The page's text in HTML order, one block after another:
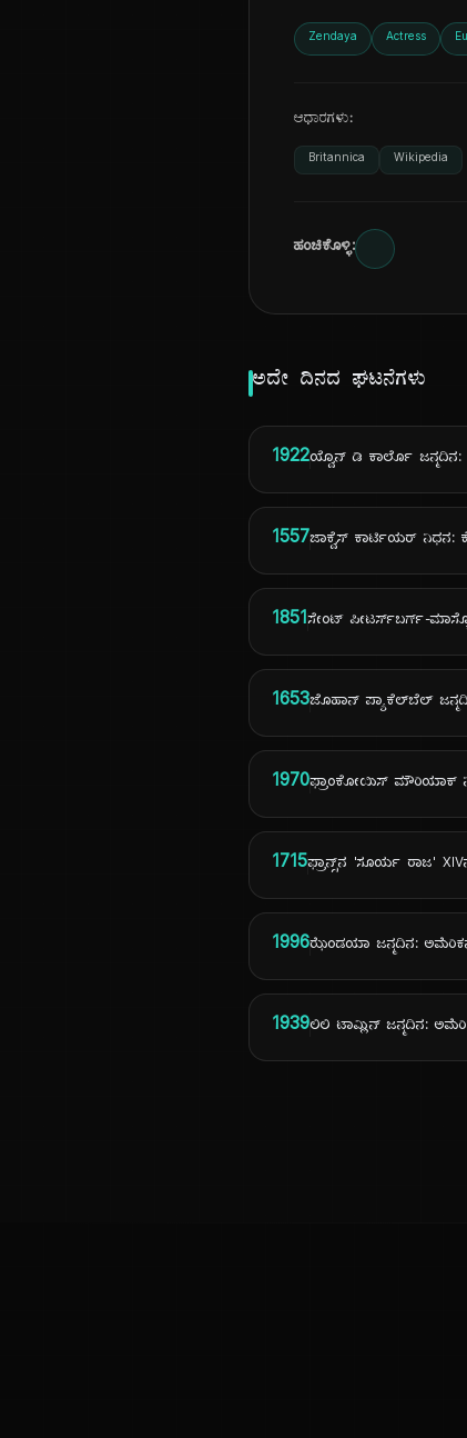
Zendaya Actress
ಆಧಾರಗಳು:
Britannica Wikipedia
ಹಂಚಿಕೊಳ್ಳಿ:
ಅದೇ ದಿನದ ಘಟನೆಗಳು
1922ಯ್ವೊನ್ ಡಿ ಕಾರ್ಲೊ
1557ಜಾಕ್ವೆಸ್ ಕಾರ್ಟಿಯರ್ ನಿಧನ:
1851ಸೇಂಟ್ ಪೀಟರ್ಸ್‌ಬರ್ಗ್-
1653ಜೊಹಾನ್ ಪ್ಯಾಕೆಲ್‌ಬೆಲ್
1970ಫ್ರಾಂಕೋಯಿಸ್ ಮೌರಿಯಾಕ್
1715ಫ್ರಾನ್ಸ್‌ನ 'ಸೂರ್ಯ ರಾಜ'
1996ಝೆಂಡಯಾ ಜನ್ಮದಿನ:
1939ಲಿಲಿ ಟಾಮ್ಲಿನ್ ಜನ್ಮದಿನ: